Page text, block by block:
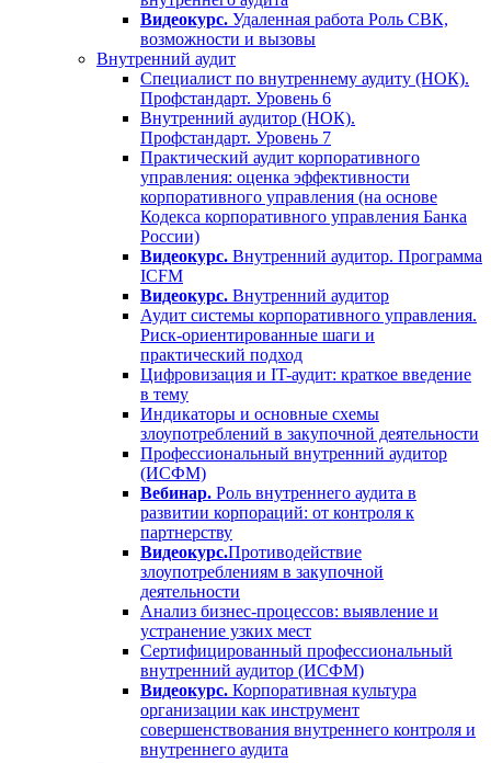
Видеокурс. Удаленная работа Роль СВК,
возможности и вызовы
Внутренний аудит
Специалист по внутреннему аудиту (НОК).
Профстандарт. Уровень 6
Внутренний аудитор (НОК).
Профстандарт. Уровень 7
Практический аудит корпоративного
управления: оценка эффективности
корпоративного управления (на основе
Кодекса корпоративного управления Банка
России)
Видеокурс. Внутренний аудитор. Программа
ICFM
Видеокурс. Внутренний аудитор
Аудит системы корпоративного управления.
Риск-ориентированные шаги и
практический подход
Цифровизация и IT-аудит: краткое введение
в тему
Индикаторы и основные схемы
злоупотреблений в закупочной деятельности
Профессиональный внутренний аудитор
(ИСФМ)
Вебинар. Роль внутреннего аудита в
развитии корпораций: от контроля к
партнерству
Видеокурс.Противодействие
злоупотреблениям в закупочной
деятельности
Анализ бизнес-процессов: выявление и
устранение узких мест
Сертифицированный профессиональный
внутренний аудитор (ИСФМ)
Видеокурс. Корпоративная культура
организации как инструмент
совершенствования внутреннего контроля и
внутреннего аудита